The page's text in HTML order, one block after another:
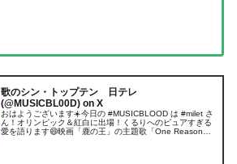
歌のシン・トップテン 日テレ
(@MUSICBL00D) on X
おはようございます☀️今日の #MUSICBLOOD は #milet さ
ん！オリンピック＆紅白に出場！くるりへのピュアすぎる
愛を語ります😄映画「鹿の王」の主題歌「One Reason」